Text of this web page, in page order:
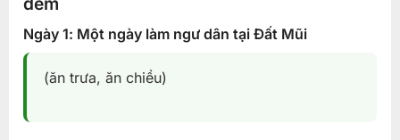
Ngày 1: Một ngày làm ngư dân tại Đất Mũi
(ăn trưa, ăn chiều)